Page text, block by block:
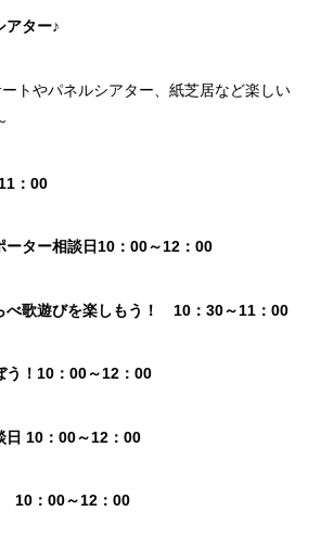
ター♪
パネルシアター、紙芝居など楽しい
00
ター相談日10：00～12：00
歌遊びを楽しもう！ 10：30～11：00
！10：00～12：00
10：00～12：00
10：00～12：00